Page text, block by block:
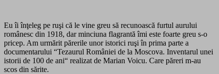
Eu îi înţeleg pe ruşi că le vine greu să recunoască furtul aurului
românesc din 1918, dar minciuna flagrantă îmi este foarte greu s-o
pricep. Am urmărit părerile unor istorici ruşi în prima parte a
documentarului “Tezaurul României de la Moscova. Inventarul unei
istorii de 100 de ani“ realizat de Marian Voicu. Care păreri m-au
scos din sărite.